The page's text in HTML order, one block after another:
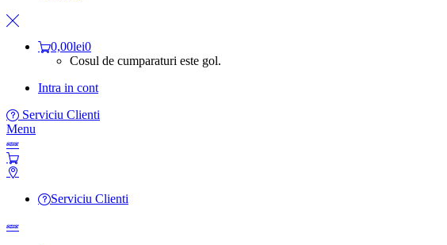
0,00lei0
Cosul de cumparaturi este gol.
Intra in cont
Serviciu Clienti
Menu
Serviciu Clienti